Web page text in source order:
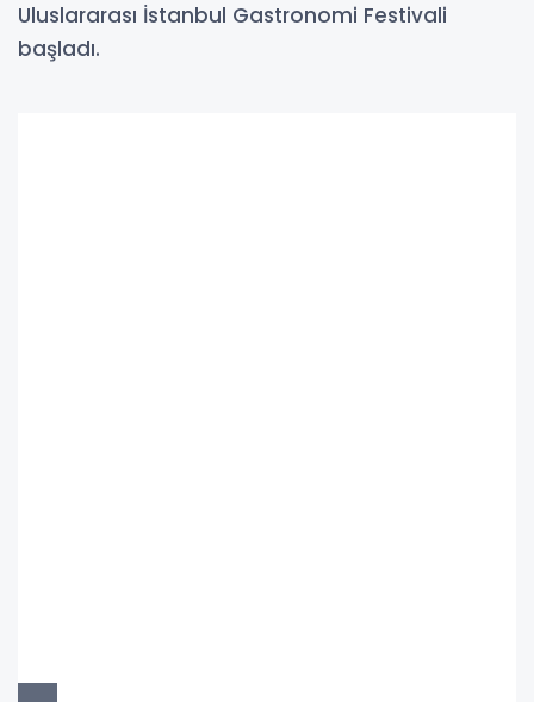
Uluslararası İstanbul Gastronomi Festivali
başladı.